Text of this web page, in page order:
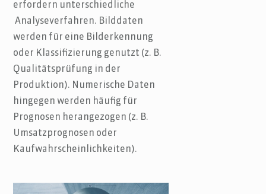
erfordern unterschiedliche
Analyseverfahren. Bilddaten
werden für eine Bilderkennung
oder Klassifizierung genutzt (z. B.
Qualitätsprüfung in der
Produktion). Numerische Daten
hingegen werden häufig für
Prognosen herangezogen (z. B.
Umsatzprognosen oder
Kaufwahrscheinlichkeiten).